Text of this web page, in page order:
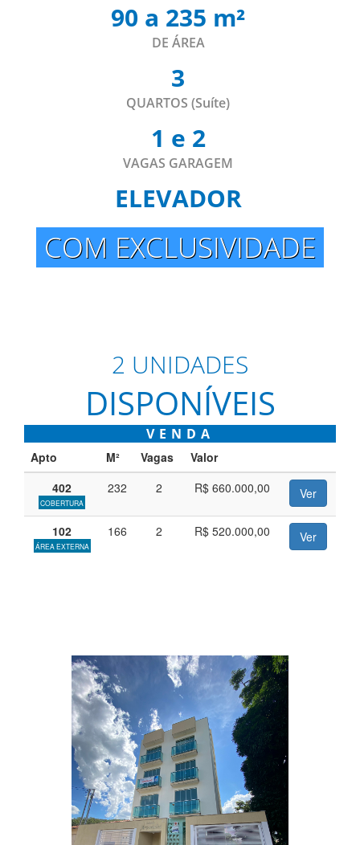
90 a 235 m²
DE ÁREA
3
QUARTOS (Suíte)
1 e 2
VAGAS GARAGEM
ELEVADOR
COM EXCLUSIVIDADE
2 UNIDADES
DISPONÍVEIS
VENDA
Apto M² Vagas
Valor
402
COBERTURA
232 2 R$ 660.000,00 Ver
102
ÁREA EXTERNA
166 2 R$ 520.000,00 Ver